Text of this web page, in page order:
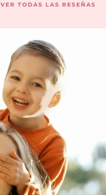
VER TODAS LAS RESEÑAS